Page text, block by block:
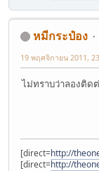
หมีกระป๋อง
19 พฤศจิกายน 2011,
ไม่ทราบว่าลองติด
[direct=http://
[direct=http://